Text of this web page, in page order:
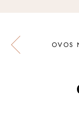
OVOS